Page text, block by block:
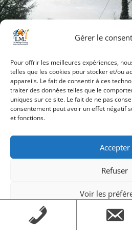
Gérer le
Pour offrir les meilleures expériences,
telles que les cookies pour stocker et/ou
appareils. Le fait de consentir à ces
traiter des données telles que le
uniques sur ce site. Le fait de ne pas
consentement peut avoir un effet négatif
et fonctions.
Accepter
Refuser
Voir les
Mentions légales
Navigation
de
l’article
Que la campagne est
belle
Création Androme Informatique